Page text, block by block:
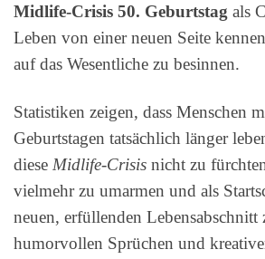
Midlife-Crisis 50. Geburtstag als
Leben von einer neuen Seite
auf das Wesentliche zu besinnen.
Statistiken zeigen, dass Menschen
Geburtstagen tatsächlich länger
diese Midlife-Crisis nicht zu
vielmehr zu umarmen und als
neuen, erfüllenden
humorvollen Sprüchen und